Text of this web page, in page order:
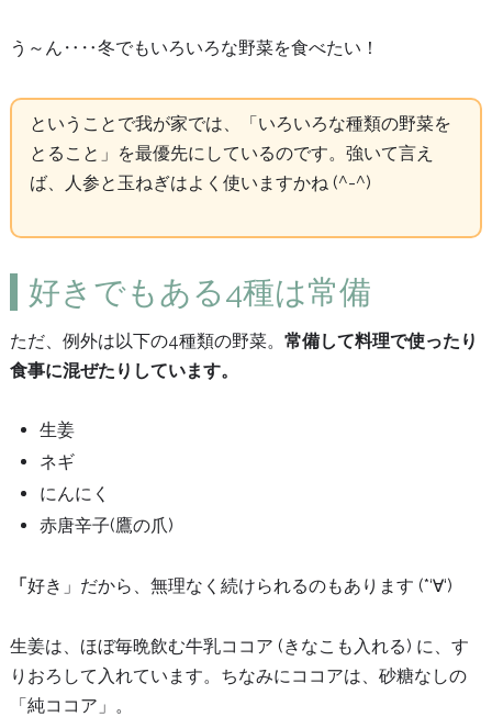
う～ん‥‥冬でもいろいろな野菜を食べたい！
ということで我が家では、「いろいろな種類の野菜を
とること」を最優先にしているのです。強いて言え
ば、人参と玉ねぎはよく使いますかね (^-^)
好きでもある4種は常備
ただ、例外は以下の4種類の野菜。 常備して料理で使ったり
食事に混ぜたりしています。
生姜
ネギ
にんにく
赤唐辛子(鷹の爪)
「 好き」だから、無理なく続けられるのもあります (*‘∀‘)
生姜は、ほぼ毎晩飲む牛乳ココア (きなこも入れる) に、す
りおろして入れています。ちなみにココアは、砂糖なしの
「純ココア」。